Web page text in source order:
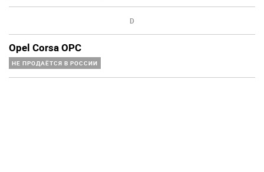
D
Opel Corsa OPC
НЕ ПРОДАЁТСЯ В РОССИИ